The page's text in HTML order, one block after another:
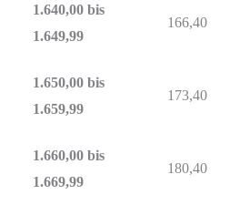
1.640,00 bis
1.649,99
166,40
1.650,00 bis
1.659,99
173,40
1.660,00 bis
1.669,99
180,40